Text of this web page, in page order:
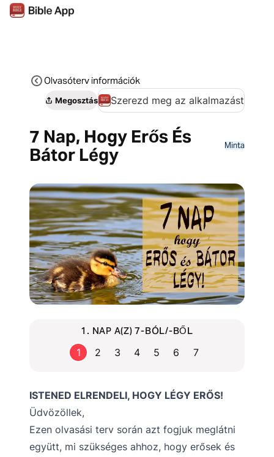
Olvasóterv információk
Megosztás Szerezd meg az alkalmazást
7 Nap, Hogy Erős És
Bátor Légy
Minta
1. NAP A(Z) 7-BÓL/-BŐL
1 2 3 4 5 6 7
ISTENED ELRENDELI, HOGY LÉGY ERŐS!
Üdvözöllek,
Ezen olvasási terv során azt fogjuk meglátni
együtt, mi szükséges ahhoz, hogy erősek és